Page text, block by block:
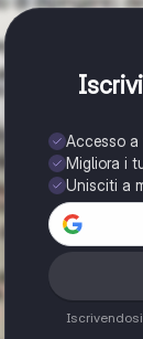
Accesso
Migliora i
Unisciti a